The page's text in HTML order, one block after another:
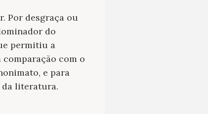
Por desgraça ou
do
permitiu a
com o
e para
literatura.